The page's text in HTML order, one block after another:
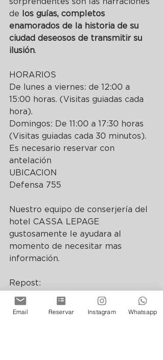
de
los guías, completos
enamorados de la historia de su
ciudad deseosos de transmitir su
ilusión.
HORARIOS
De lunes a viernes: de 12:00 a
15:00 horas. (Visitas guiadas cada
hora).
Domingos: De 11:00 a 17:30 horas
(Visitas guiadas cada 30 minutos).
Es necesario reservar con
antelación
UBICACION
Defensa 755
Nuestro equipo de conserjería del
hotel CASSA LEPAGE
gustosamente le ayudara al
momento de necesitar mas
información.
Repost:
https://www.disfrutabuenosaires.co
m/zanjon-granados
Email Reservar Instagram Whatsapp